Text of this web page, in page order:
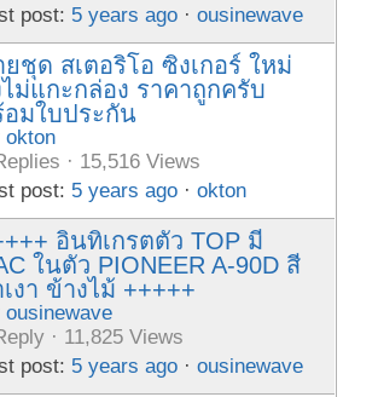
post: 5 years ago ·ousinewave
ยชุด สเตอริโอ ซิงเกอร์ ใหม่
ไม่แกะกล่อง ราคาถูกครับ
อมใบประกัน
okton
· 15,516 Views
post: 5 years ago ·okton
อินทิเกรตตัว TOP มี
ในตัว PIONEER A-90D สี
งา ข้างไม้ +++++
ousinewave
· 11,825 Views
post: 5 years ago ·ousinewave